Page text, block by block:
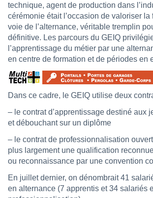
technique, agent de production dans
cérémonie était l’occasion de valoriser la
voie de l’alternance, véritable tremplin
définitive. Les parcours du GEIQ
l’apprentissage du métier par une
en centre de formation et de périodes en
Dans ce cadre, le GEIQ utilise deux
– le contrat d’apprentissage destiné aux
et débouchant sur un diplôme
– le contrat de professionnalisation
plus largement une qualification
ou reconnaissance par une convention
En juillet dernier, on dénombrait 41
en alternance (7 apprentis et 34 salariés